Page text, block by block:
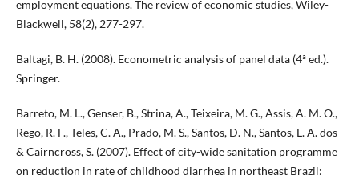
employment equations. The review of economic studies, Wiley-
Blackwell, 58(2), 277-297.
Baltagi, B. H. (2008). Econometric analysis of panel data (4ª ed.).
Springer.
Barreto, M. L., Genser, B., Strina, A., Teixeira, M. G., Assis, A. M. O.,
Rego, R. F., Teles, C. A., Prado, M. S., Santos, D. N., Santos, L. A. dos
& Cairncross, S. (2007). Effect of city-wide sanitation programme
on reduction in rate of childhood diarrhea in northeast Brazil: